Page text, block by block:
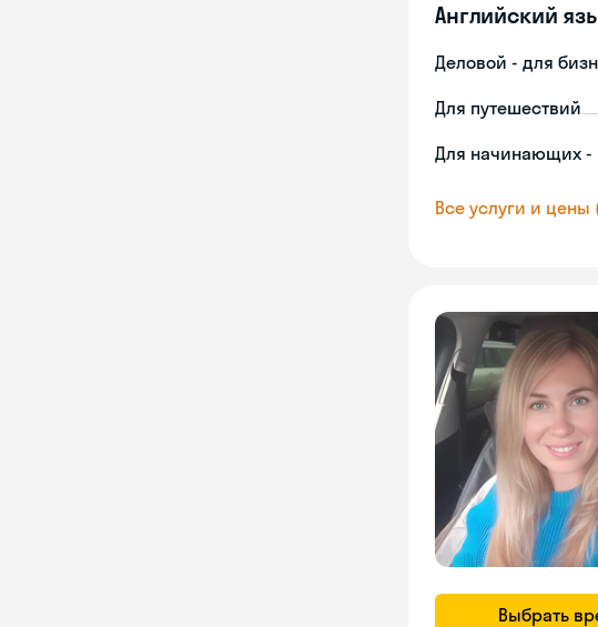
Английский
Деловой - для
Для путешествий
Для начинающих -
Все услуги и цены
Выбрать